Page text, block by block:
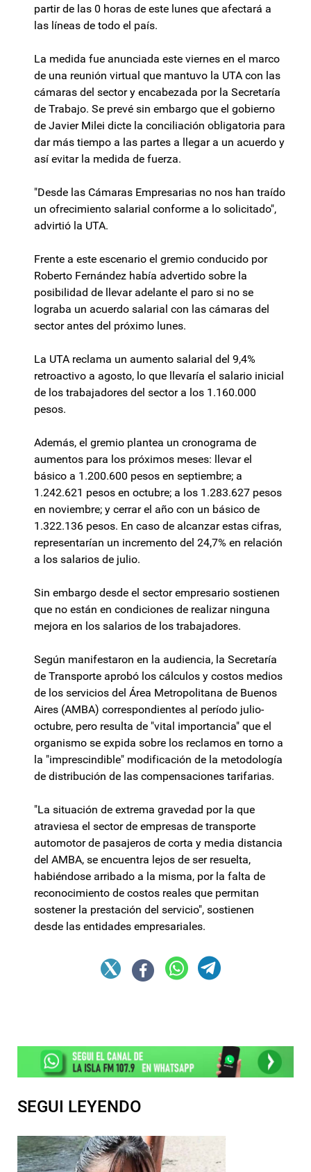
partir de las 0 horas de este lunes que afectará a
las líneas de todo el país.
La medida fue anunciada este viernes en el marco
de una reunión virtual que mantuvo la UTA con las
cámaras del sector y encabezada por la Secretaría
de Trabajo. Se prevé sin embargo que el gobierno
de Javier Milei dicte la conciliación obligatoria para
dar más tiempo a las partes a llegar a un acuerdo y
así evitar la medida de fuerza.
"Desde las Cámaras Empresarias no nos han traído
un ofrecimiento salarial conforme a lo solicitado",
advirtió la UTA.
Frente a este escenario el gremio conducido por
Roberto Fernández había advertido sobre la
posibilidad de llevar adelante el paro si no se
lograba un acuerdo salarial con las cámaras del
sector antes del próximo lunes.
La UTA reclama un aumento salarial del 9,4%
retroactivo a agosto, lo que llevaría el salario inicial
de los trabajadores del sector a los 1.160.000
pesos.
Además, el gremio plantea un cronograma de
aumentos para los próximos meses: llevar el
básico a 1.200.600 pesos en septiembre; a
1.242.621 pesos en octubre; a los 1.283.627 pesos
en noviembre; y cerrar el año con un básico de
1.322.136 pesos. En caso de alcanzar estas cifras,
representarían un incremento del 24,7% en relación
a los salarios de julio.
Sin embargo desde el sector empresario sostienen
que no están en condiciones de realizar ninguna
mejora en los salarios de los trabajadores.
Según manifestaron en la audiencia, la Secretaría
de Transporte aprobó los cálculos y costos medios
de los servicios del Área Metropolitana de Buenos
Aires (AMBA) correspondientes al período julio-
octubre, pero resulta de "vital importancia" que el
organismo se expida sobre los reclamos en torno a
la "imprescindible" modificación de la metodología
de distribución de las compensaciones tarifarias.
"La situación de extrema gravedad por la que
atraviesa el sector de empresas de transporte
automotor de pasajeros de corta y media distancia
del AMBA, se encuentra lejos de ser resuelta,
habiéndose arribado a la misma, por la falta de
reconocimiento de costos reales que permitan
sostener la prestación del servicio", sostienen
desde las entidades empresariales.
SEGUI LEYENDO